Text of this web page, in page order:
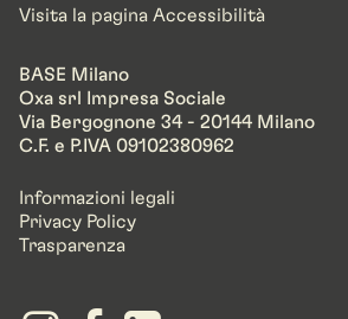
Visita la pagina Accessibilità
BASE Milano
Oxa srl Impresa Sociale
Via Bergognone 34 - 20144 Milano
C.F. e P.IVA 09102380962
Informazioni legali
Privacy Policy
Trasparenza